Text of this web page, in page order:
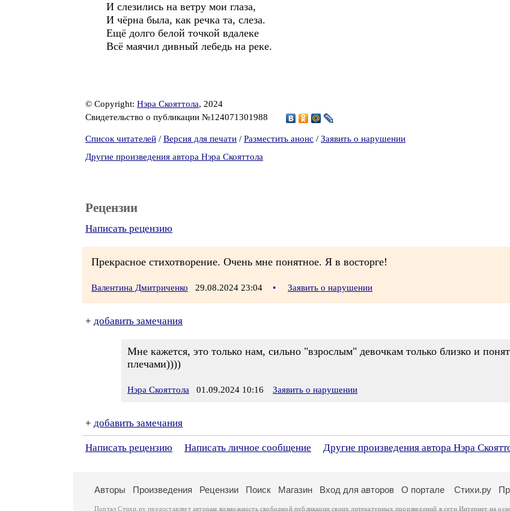
И слезились на ветру мои глаза,
И чёрна была, как речка та, слеза.
Ещё долго белой точкой вдалеке
Всё маячил дивный лебедь на реке.
© Copyright: Нэра Скояттола, 2024
Свидетельство о публикации №124071301988
Список читателей / Версия для печати / Разместить анонс / Заявить о нарушении
Другие произведения автора Нэра Скояттола
Рецензии
Написать рецензию
Прекрасное стихотворение. Очень мне понятное. Я в восторге!
Валентина Дмитриченко 29.08.2024 23:04 • Заявить о нарушении
+ добавить замечания
Мне кажется, это только нам, сильно "взрослым" девочкам только близко и
плечами))))
Нэра Скояттола 01.09.2024 10:16 Заявить о нарушении
+ добавить замечания
Написать рецензию Написать личное сообщение Другие произведения автора Нэра
Авторы Произведения Рецензии Поиск Магазин Вход для авторов О портале Стихи.ру
Портал Стихи.ру предоставляет авторам возможность свободной публикации своих литературных произведений в сети Интернет на